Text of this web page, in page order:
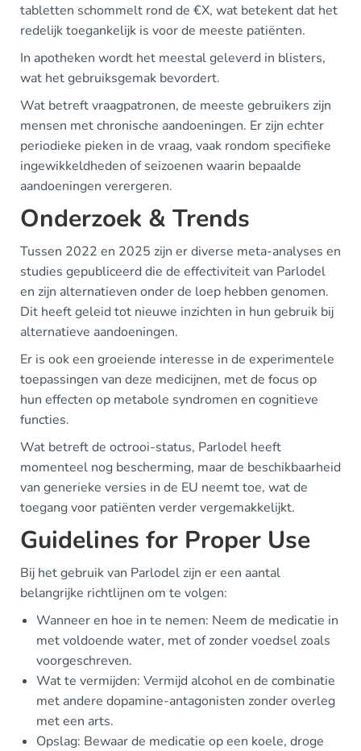
tabletten schommelt rond de €X, wat betekent dat het
redelijk toegankelijk is voor de meeste patiënten.
In apotheken wordt het meestal geleverd in blisters,
wat het gebruiksgemak bevordert.
Wat betreft vraagpatronen, de meeste gebruikers zijn
mensen met chronische aandoeningen. Er zijn echter
periodieke pieken in de vraag, vaak rondom specifieke
ingewikkeldheden of seizoenen waarin bepaalde
aandoeningen verergeren.
Onderzoek & Trends
Tussen 2022 en 2025 zijn er diverse meta-analyses en
studies gepubliceerd die de effectiviteit van Parlodel
en zijn alternatieven onder de loep hebben genomen.
Dit heeft geleid tot nieuwe inzichten in hun gebruik bij
alternatieve aandoeningen.
Er is ook een groeiende interesse in de experimentele
toepassingen van deze medicijnen, met de focus op
hun effecten op metabole syndromen en cognitieve
functies.
Wat betreft de octrooi-status, Parlodel heeft
momenteel nog bescherming, maar de beschikbaarheid
van generieke versies in de EU neemt toe, wat de
toegang voor patiënten verder vergemakkelijkt.
Guidelines for Proper Use
Bij het gebruik van Parlodel zijn er een aantal
belangrijke richtlijnen om te volgen:
Wanneer en hoe in te nemen: Neem de medicatie in
met voldoende water, met of zonder voedsel zoals
voorgeschreven.
Wat te vermijden: Vermijd alcohol en de combinatie
met andere dopamine-antagonisten zonder overleg
met een arts.
Opslag: Bewaar de medicatie op een koele, droge